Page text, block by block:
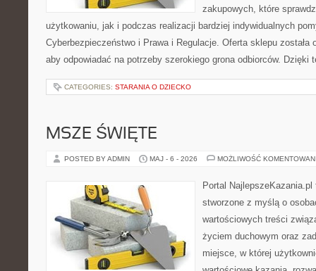
zakupowych, które
użytkowaniu, jak i podczas realizacji bardziej indywidualnych
Cyberbezpieczeństwo i Prawa i Regulacje. Oferta sklepu została
aby odpowiadać na potrzeby szerokiego grona odbiorców. Dzięki
CATEGORIES: STARANIA O DZIECKO
MSZE ŚWIĘTE
POSTED BY ADMIN MAJ - 6 - 2026 MOŻLIWOŚĆ
Portal
stworzone z myślą o
wartościowych treści
życiem duchowym oraz
miejsce, w której